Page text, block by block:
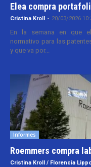
Elea compra
Cristina Kroll - 20/03/2026
En la semana en que
normativo para las
y que va por...
Informes
Roemmers compra
Cristina Kroll / Florencia